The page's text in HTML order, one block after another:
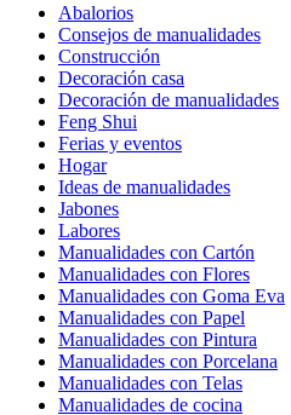
Abalorios
Consejos de manualidades
Construcción
Decoración casa
Decoración de manualidades
Feng Shui
Ferias y eventos
Hogar
Ideas de manualidades
Jabones
Labores
Manualidades con Cartón
Manualidades con Flores
Manualidades con Goma Eva
Manualidades con Papel
Manualidades con Pintura
Manualidades con Porcelana
Manualidades con Telas
Manualidades de cocina